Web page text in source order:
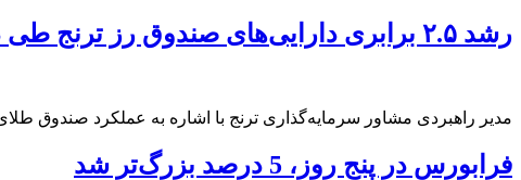
رشد ۲.۵ برابری دارایی‌های صندوق رز ترنج طی دو ماه
مدیر راهبردی مشاور سرمایه‌گذاری ترنج با اشاره به عملکرد صندوق
فرابورس در پنج روز، 5 درصد بزرگ‌تر شد